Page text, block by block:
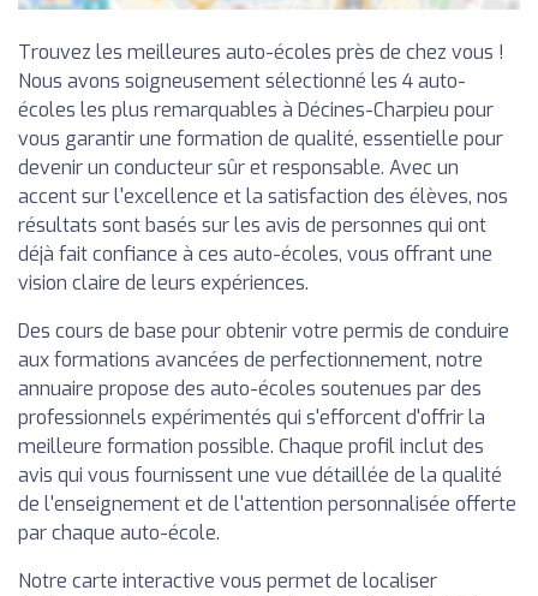
Trouvez les meilleures auto-écoles près de chez vous !
Nous avons soigneusement sélectionné les 4 auto-
écoles les plus remarquables à Décines-Charpieu pour
vous garantir une formation de qualité, essentielle pour
devenir un conducteur sûr et responsable. Avec un
accent sur l'excellence et la satisfaction des élèves, nos
résultats sont basés sur les avis de personnes qui ont
déjà fait confiance à ces auto-écoles, vous offrant une
vision claire de leurs expériences.
Des cours de base pour obtenir votre permis de conduire
aux formations avancées de perfectionnement, notre
annuaire propose des auto-écoles soutenues par des
professionnels expérimentés qui s'efforcent d'offrir la
meilleure formation possible. Chaque profil inclut des
avis qui vous fournissent une vue détaillée de la qualité
de l'enseignement et de l'attention personnalisée offerte
par chaque auto-école.
Notre carte interactive vous permet de localiser